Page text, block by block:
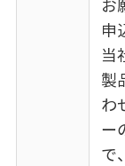
お
申
当
製
わ
ー
で